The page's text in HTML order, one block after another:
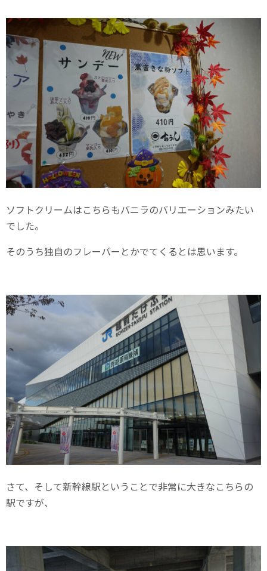
ソフトクリームはこちらもバニラのバリエーションみたい
でした。
そのうち独自のフレーバーとかでてくるとは思います。
さて、そして新幹線駅ということで非常に大きなこちらの
駅ですが、